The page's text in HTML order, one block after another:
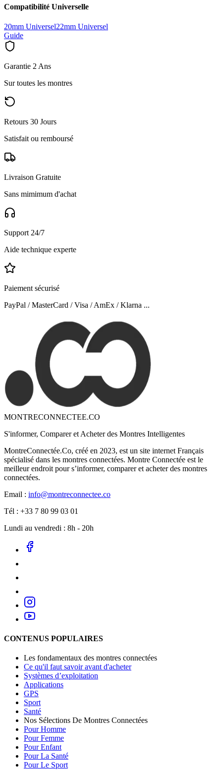
Compatibilité Universelle
20mm Universel22mm Universel
Guide
Garantie 2 Ans
Sur toutes les montres
Retours 30 Jours
Satisfait ou remboursé
Livraison Gratuite
Sans mimimum d'achat
Support 24/7
Aide technique experte
Paiement sécurisé
PayPal / MasterCard / Visa / AmEx / Klarna ...
MONTRECONNECTEE.CO
S'informer, Comparer et Acheter des Montres Intelligentes
MontreConnectée.Co, créé en 2023, est un site internet Français
spécialisé dans les montres connectées. Montre Connectée est le
meilleur endroit pour s’informer, comparer et acheter des montres
connectées.
Email : info@montreconnectee.co
Tél : +33 7 80 99 03 01
Lundi au vendredi : 8h - 20h
CONTENUS POPULAIRES
Les fondamentaux des montres connectées
Ce qu'il faut savoir avant d'acheter
Systèmes d’exploitation
Applications
GPS
Sport
Santé
Nos Sélections De Montres Connectées
Pour Homme
Pour Femme
Pour Enfant
Pour La Santé
Pour Le Sport